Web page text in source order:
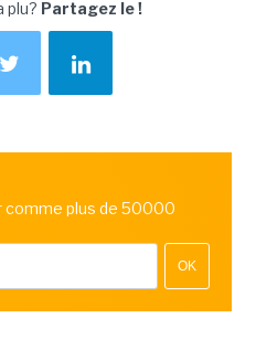
plu? Partagez le !
comme plus de 50000
OK